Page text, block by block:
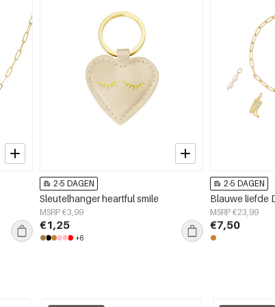
2-5 DAGEN
Sleutelhanger heartful smile
MSRP €3,99
€1,25
+6
2-5 DAGEN
Blauwe liefde
MSRP €23,99
€7,50